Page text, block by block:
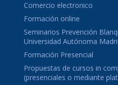
Comercio electronico
Formación online
Seminarios Prevención
Universidad Autónoma
Formación Presencial
Propuestas de cursos in
(presenciales o mediante